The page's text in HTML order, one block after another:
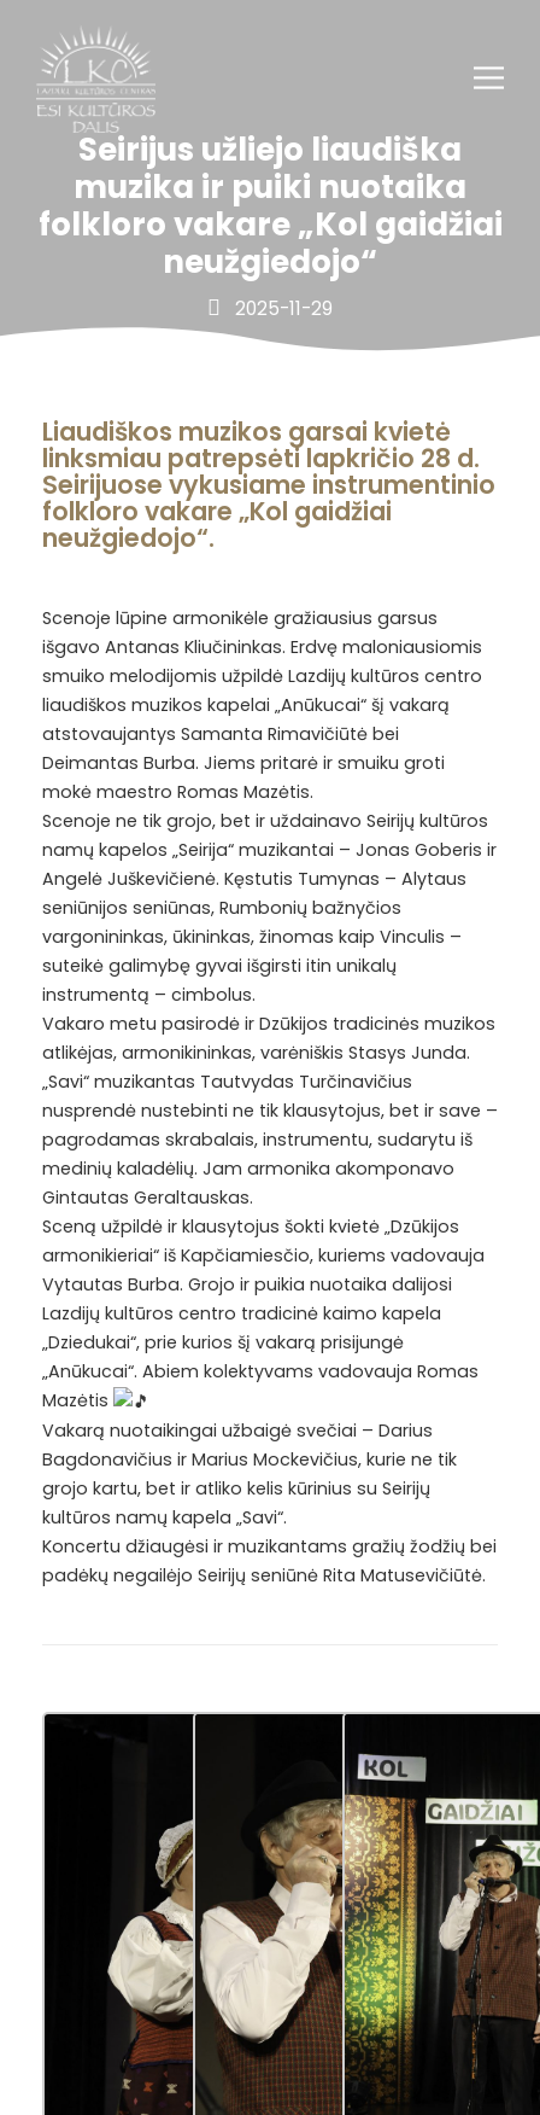
Seirijus užliejo liaudiška
muzika ir puiki nuotaika
folkloro vakare „Kol gaidžiai
neužgiedojo“
2025-11-29
Liaudiškos muzikos garsai kvietė
linksmiau patrepsėti lapkričio 28 d.
Seirijuose vykusiame instrumentinio
folkloro vakare „Kol gaidžiai
neužgiedojo“.
Scenoje lūpine armonikėle gražiausius garsus
išgavo Antanas Kliučininkas. Erdvę maloniausiomis
smuiko melodijomis užpildė Lazdijų kultūros centro
liaudiškos muzikos kapelai „Anūkucai“ šį vakarą
atstovaujantys Samanta Rimavičiūtė bei
Deimantas Burba. Jiems pritarė ir smuiku groti
mokė maestro Romas Mazėtis.
Scenoje ne tik grojo, bet ir uždainavo Seirijų kultūros
namų kapelos „Seirija“ muzikantai – Jonas Goberis ir
Angelė Juškevičienė. Kęstutis Tumynas – Alytaus
seniūnijos seniūnas, Rumbonių bažnyčios
vargonininkas, ūkininkas, žinomas kaip Vinculis –
suteikė galimybę gyvai išgirsti itin unikalų
instrumentą – cimbolus.
Vakaro metu pasirodė ir Dzūkijos tradicinės muzikos
atlikėjas, armonikininkas, varėniškis Stasys Junda.
„Savi“ muzikantas Tautvydas Turčinavičius
nusprendė nustebinti ne tik klausytojus, bet ir save –
pagrodamas skrabalais, instrumentu, sudarytu iš
medinių kaladėlių. Jam armonika akomponavo
Gintautas Geraltauskas.
Sceną užpildė ir klausytojus šokti kvietė „Dzūkijos
armonikieriai“ iš Kapčiamiesčio, kuriems vadovauja
Vytautas Burba. Grojo ir puikia nuotaika dalijosi
Lazdijų kultūros centro tradicinė kaimo kapela
„Dziedukai“, prie kurios šį vakarą prisijungė
„Anūkucai“. Abiem kolektyvams vadovauja Romas
Mazėtis
Vakarą nuotaikingai užbaigė svečiai – Darius
Bagdonavičius ir Marius Mockevičius, kurie ne tik
grojo kartu, bet ir atliko kelis kūrinius su Seirijų
kultūros namų kapela „Savi“.
Koncertu džiaugėsi ir muzikantams gražių žodžių bei
padėkų negailėjo Seirijų seniūnė Rita Matusevičiūtė.